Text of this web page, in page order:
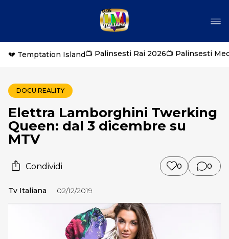
💔 Temptation Island📺 Palinsesti Rai 2026📺 Palinsesti
DOCU REALITY
Elettra Lamborghini Twerking
Queen: dal 3 dicembre su
MTV
Condividi 0 0
Tv Italiana 02/12/2019